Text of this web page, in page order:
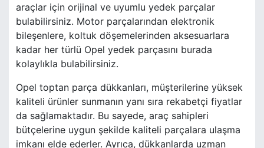
araçlar için orijinal ve uyumlu yedek parçalar
bulabilirsiniz. Motor parçalarından elektronik
bileşenlere, koltuk döşemelerinden aksesuarlara
kadar her türlü Opel yedek parçasını burada
kolaylıkla bulabilirsiniz.
Opel toptan parça dükkanları, müşterilerine yüksek
kaliteli ürünler sunmanın yanı sıra rekabetçi fiyatlar
da sağlamaktadır. Bu sayede, araç sahipleri
bütçelerine uygun şekilde kaliteli parçalara ulaşma
imkanı elde ederler. Ayrıca, dükkanlarda uzman